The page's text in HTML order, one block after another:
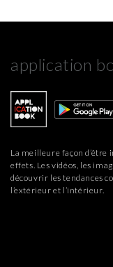
cookie e le terze
presente sito. Puoi
cookie tramite la
Cookie",
tipologie di Cookie
Clicca qui per
application
La meilleure façon
effets. Les vidéos, les
découvrir les tendances
l’extérieur et l’intérieur.